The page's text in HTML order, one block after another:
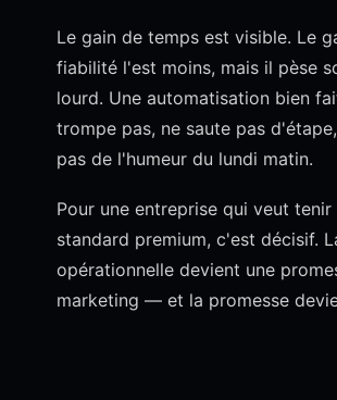
Le gain de temps est visible. Le
fiabilité l'est moins, mais il pèse
lourd. Une automatisation bien
trompe pas, ne saute pas
pas de l'humeur du lundi matin.
Pour une entreprise qui veut tenir
standard premium, c'est décisif.
opérationnelle devient une
marketing — et la promesse